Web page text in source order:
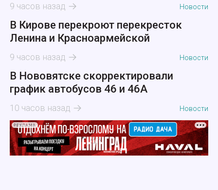
9 часов назад Новости
В Кирове перекроют перекресток
Ленина и Красноармейской
9 часов назад Новости
В Нововятске скорректировали
график автобусов 46 и 46А
10 часов назад Новости
РЕКЛАМА